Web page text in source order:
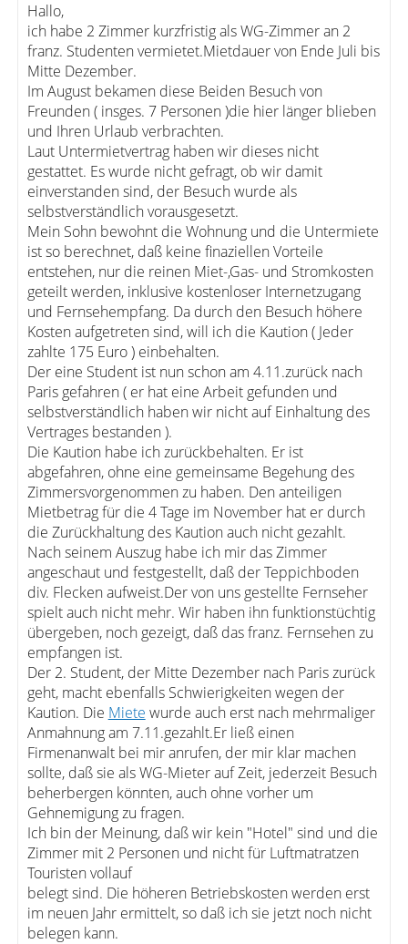
Hallo,
ich habe 2 Zimmer kurzfristig als WG-Zimmer an 2
franz. Studenten vermietet.Mietdauer von Ende Juli bis
Mitte Dezember.
Im August bekamen diese Beiden Besuch von
Freunden ( insges. 7 Personen )die hier länger blieben
und Ihren Urlaub verbrachten.
Laut Untermietvertrag haben wir dieses nicht
gestattet. Es wurde nicht gefragt, ob wir damit
einverstanden sind, der Besuch wurde als
selbstverständlich vorausgesetzt.
Mein Sohn bewohnt die Wohnung und die Untermiete
ist so berechnet, daß keine finaziellen Vorteile
entstehen, nur die reinen Miet-,Gas- und Stromkosten
geteilt werden, inklusive kostenloser Internetzugang
und Fernsehempfang. Da durch den Besuch höhere
Kosten aufgetreten sind, will ich die Kaution ( Jeder
zahlte 175 Euro ) einbehalten.
Der eine Student ist nun schon am 4.11.zurück nach
Paris gefahren ( er hat eine Arbeit gefunden und
selbstverständlich haben wir nicht auf Einhaltung des
Vertrages bestanden ).
Die Kaution habe ich zurückbehalten. Er ist
abgefahren, ohne eine gemeinsame Begehung des
Zimmersvorgenommen zu haben. Den anteiligen
Mietbetrag für die 4 Tage im November hat er durch
die Zurückhaltung des Kaution auch nicht gezahlt.
Nach seinem Auszug habe ich mir das Zimmer
angeschaut und festgestellt, daß der Teppichboden
div. Flecken aufweist.Der von uns gestellte Fernseher
spielt auch nicht mehr. Wir haben ihn funktionstüchtig
übergeben, noch gezeigt, daß das franz. Fernsehen zu
empfangen ist.
Der 2. Student, der Mitte Dezember nach Paris zurück
geht, macht ebenfalls Schwierigkeiten wegen der
Kaution. Die Miete wurde auch erst nach mehrmaliger
Anmahnung am 7.11.gezahlt.Er ließ einen
Firmenanwalt bei mir anrufen, der mir klar machen
sollte, daß sie als WG-Mieter auf Zeit, jederzeit Besuch
beherbergen könnten, auch ohne vorher um
Gehnemigung zu fragen.
Ich bin der Meinung, daß wir kein "Hotel" sind und die
Zimmer mit 2 Personen und nicht für Luftmatratzen
Touristen vollauf
belegt sind. Die höheren Betriebskosten werden erst
im neuen Jahr ermittelt, so daß ich sie jetzt noch nicht
belegen kann.